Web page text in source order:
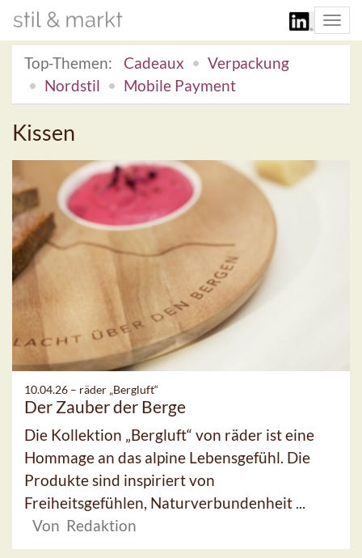
Top-Themen:
Cadeaux
Verpackung
Nordstil
Mobile Payment
Kissen
10.04.26 – räder „Bergluft“
Der Zauber der Berge
Die Kollektion „Bergluft“ von räder ist eine
Hommage an das alpine Lebensgefühl. Die
Produkte sind inspiriert von
Freiheitsgefühlen, Naturverbundenheit ...
Von Redaktion